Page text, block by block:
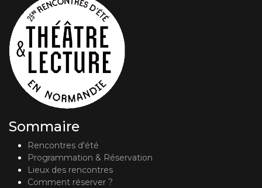
Sommaire
Rencontres d'été
Programmation & Réservation
Lieux des rencontres
Comment réserver ?